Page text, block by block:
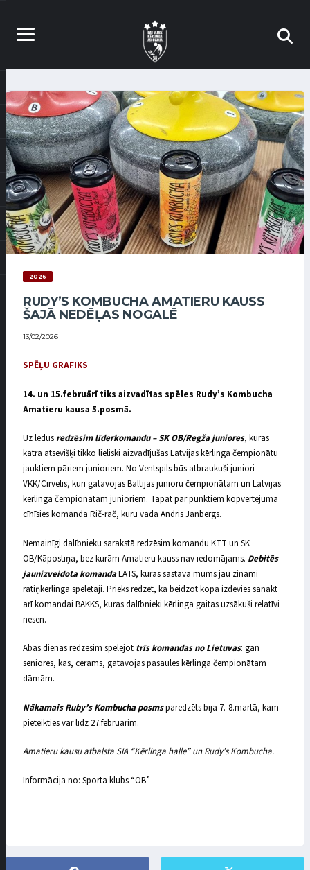
2026
RUDY’S KOMBUCHA AMATIERU KAUSS
ŠAJĀ NEDĒĻAS NOGALĒ
13/02/2026
SPĒĻU GRAFIKS
14. un 15.februārī tiks aizvadītas spēles Rudy’s Kombucha
Amatieru kausa 5.posmā.
Uz ledus redzēsim līderkomandu – SK OB/Regža juniores, kuras
katra atsevišķi tikko lieliski aizvadījušas Latvijas kērlinga čempionātu
jauktiem pāriem junioriem. No Ventspils būs atbraukuši juniori –
VKK/Cirvelis, kuri gatavojas Baltijas junioru čempionātam un Latvijas
kērlinga čempionātam junioriem. Tāpat par punktiem kopvērtējumā
cīnīsies komanda Rič-rač, kuru vada Andris Janbergs.
Nemainīgi dalībnieku sarakstā redzēsim komandu KTT un SK
OB/Kāpostiņa, bez kurām Amatieru kauss nav iedomājams. Debitēs
jaunizveidota komandaLATS, kuras sastāvā mums jau zināmi
ratiņkērlinga spēlētāji. Prieks redzēt, ka beidzot kopā izdevies sanākt
arī komandai BAKKS, kuras dalībnieki kērlinga gaitas uzsākuši relatīvi
nesen.
Abas dienas redzēsim spēlējot trīs komandas no Lietuvas: gan
seniores, kas, cerams, gatavojas pasaules kērlinga čempionātam
dāmām.
Nākamais Ruby’s Kombucha posmsparedzēts bija 7.-8.martā, kam
pieteikties var līdz 27.februārim.
Amatieru kausu atbalsta SIA “Kērlinga halle” un Rudy’s Kombucha.
Informācija no: Sporta klubs “OB”